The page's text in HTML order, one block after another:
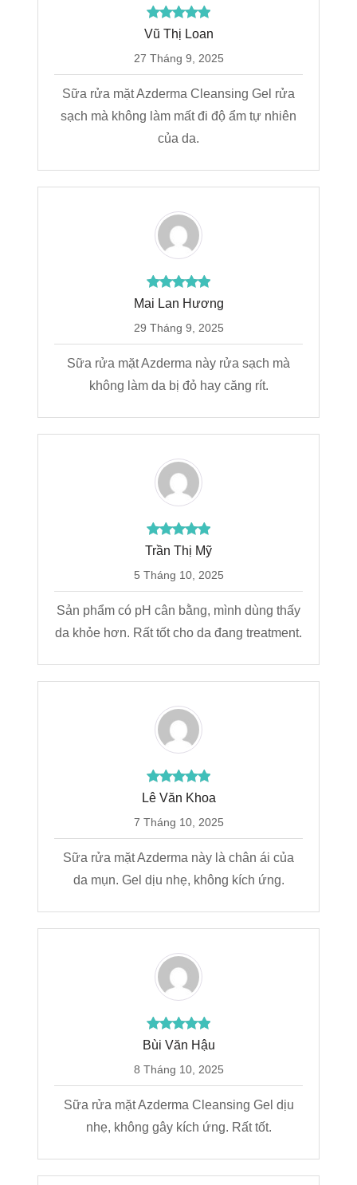
Vũ Thị Loan
27 Tháng 9, 2025
Sữa rửa mặt Azderma Cleansing Gel rửa
sạch mà không làm mất đi độ ẩm tự nhiên
của da.
Mai Lan Hương
29 Tháng 9, 2025
Sữa rửa mặt Azderma này rửa sạch mà
không làm da bị đỏ hay căng rít.
Trần Thị Mỹ
5 Tháng 10, 2025
Sản phẩm có pH cân bằng, mình dùng thấy
da khỏe hơn. Rất tốt cho da đang treatment.
Lê Văn Khoa
7 Tháng 10, 2025
Sữa rửa mặt Azderma này là chân ái của
da mụn. Gel dịu nhẹ, không kích ứng.
Bùi Văn Hậu
8 Tháng 10, 2025
Sữa rửa mặt Azderma Cleansing Gel dịu
nhẹ, không gây kích ứng. Rất tốt.